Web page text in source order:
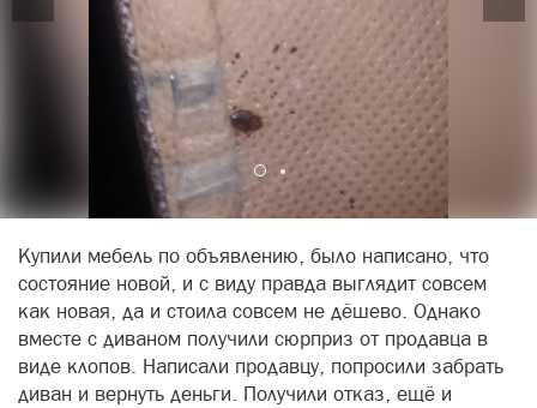
Купили мебель по объявлению, было написано, что
состояние новой, и с виду правда выглядит совсем
как новая, да и стоила совсем не дёшево. Однако
вместе с диваном получили сюрприз от продавца в
виде клопов. Написали продавцу, попросили забрать
диван и вернуть деньги. Получили отказ, ещё и